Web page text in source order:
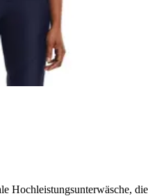
Hochleistungsunterwäsche, die